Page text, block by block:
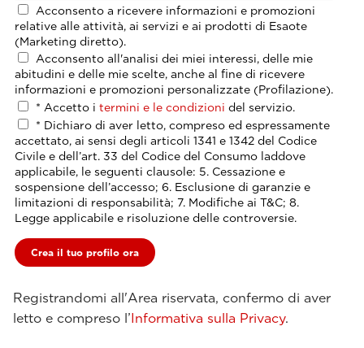
relative alle attività, ai servizi e ai prodotti di Esaote
(Marketing diretto).
abitudini e delle mie scelte, anche al fine di ricevere
informazioni e promozioni personalizzate (Profilazione).
* Accetto i termini e le condizioni del servizio.
*
accettato, ai sensi degli articoli 1341 e 1342 del Codice
Civile e dell’art. 33 del Codice del Consumo laddove
applicabile, le seguenti clausole: 5. Cessazione e
sospensione dell’accesso; 6. Esclusione di garanzie e
limitazioni di responsabilità; 7. Modifiche ai T&C; 8.
Legge applicabile e risoluzione delle controversie.
Registrandomi all'Area riservata, confermo di aver
letto e compreso l’Informativa sulla Privacy.